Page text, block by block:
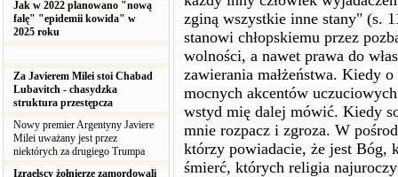
Jak w 2022 planowano "nową
falę" "epidemii kowida" w
2025 roku
Za Javierem Milei stoi Chabad
Lubavitch - chasydzka
struktura przestępcza
Nowy premier Argentyny Javiere
Milei uważany jest przez
niektórych za drugiego Trumpa
Izraelscy żołnierze zamordowali
zginą wszystkie inne stany" (s.
stanowi chłopskiemu przez
wolności, a nawet prawa do
zawierania małżeństwa. Kiedy
mocnych akcentów
wstyd mię dalej mówić. Kiedy
mnie rozpacz i zgroza. W
którzy powiadacie, że jest Bóg,
śmierć, których religia